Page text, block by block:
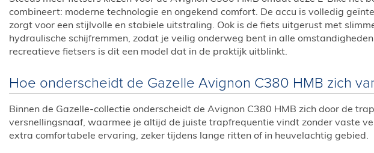
combineert: moderne technologie en ongekend comfort. De accu is volledig
zorgt voor een stijlvolle en stabiele uitstraling. Ook is de fiets uitgerust met
hydraulische schijfremmen, zodat je veilig onderweg bent in alle
recreatieve fietsers is dit een model dat in de praktijk uitblinkt.
Hoe onderscheidt de Gazelle Avignon C380 HMB zich
Binnen de Gazelle-collectie onderscheidt de Avignon C380 HMB zich door de
versnellingsnaaf, waarmee je altijd de juiste trapfrequentie vindt zonder vaste
extra comfortabele ervaring, zeker tijdens lange ritten of in heuvelachtig gebied.